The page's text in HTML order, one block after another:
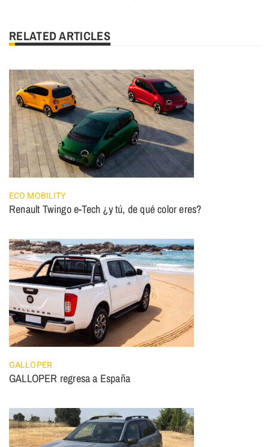
RELATED ARTICLES
ECO MOBILITY
Renault Twingo e-Tech ¿y tú, de qué color eres?
GALLOPER
GALLOPER regresa a España